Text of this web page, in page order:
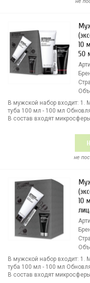
10
50
В мужской набор входит: 1.
туба 100 мл - 100 мл
В состав входят
не
10
В мужской набор входит: 1.
туба 100 мл - 100 мл
В состав входят